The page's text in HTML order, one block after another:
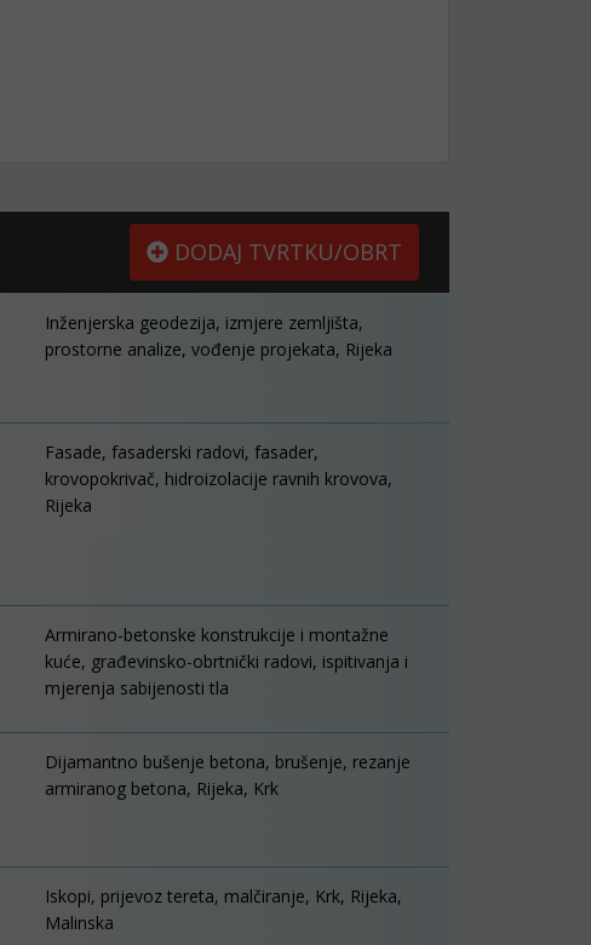
DODAJ TVRTKU/OBRT
Inženjerska geodezija, izmjere zemljišta,
prostorne analize, vođenje projekata, Rijeka
Fasade, fasaderski radovi, fasader,
krovopokrivač, hidroizolacije ravnih krovova,
Rijeka
Armirano-betonske konstrukcije i montažne
kuće, građevinsko-obrtnički radovi, ispitivanja i
mjerenja sabijenosti tla
Dijamantno bušenje betona, brušenje, rezanje
armiranog betona, Rijeka, Krk
Iskopi, prijevoz tereta, malčiranje, Krk, Rijeka,
Malinska